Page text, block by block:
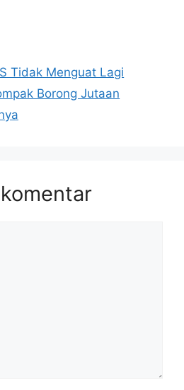
Tidak Menguat Lagi
Borong Jutaan